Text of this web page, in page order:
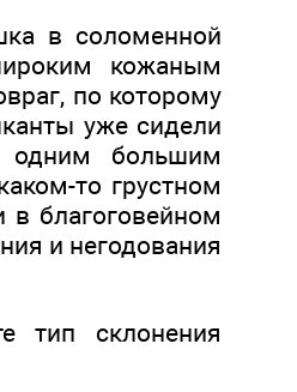
в соломенной
кожаным
по которому
уже сидели
одним большим
то грустном
благоговейном
и негодования
тип склонения